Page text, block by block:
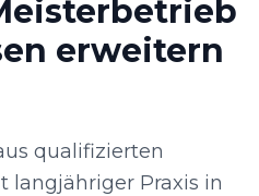
erweitern
qualifizierten
langjähriger Praxis in